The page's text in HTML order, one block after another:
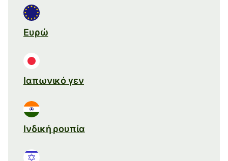
Ευρώ
Ιαπωνικό γεν
Ινδική ρουπία